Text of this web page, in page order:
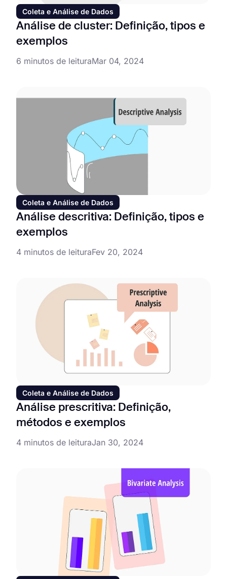
Coleta e Análise de Dados
Análise de cluster: Definição, tipos e
exemplos
6 minutos de leituraMar 04, 2024
Coleta e Análise de Dados
Análise descritiva: Definição, tipos e
exemplos
4 minutos de leituraFev 20, 2024
Coleta e Análise de Dados
Análise prescritiva: Definição,
métodos e exemplos
4 minutos de leituraJan 30, 2024